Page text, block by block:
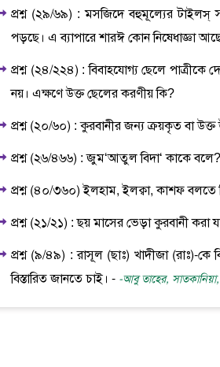
প্রশ্ন (২৯/৬৯) : মসজিদে বহুমূল্যের টাইলস্
পড়ছে। এ ব্যাপারে শারঈ কোন নিষেধাজ্ঞা
প্রশ্ন (২৪/২২৪) : বিবাহযোগ্য ছেলে পাত্রীকে
নয়। এক্ষণে উক্ত ছেলের করণীয় কি?
প্রশ্ন (২০/৬০) : কুরবানীর জন্য ক্রয়কৃত বা উক্ত
প্রশ্ন (২৬/৪৬৬) : জুম‘আতুল বিদা‘ কাকে
প্রশ্ন (৪০/৩৬০) ইলহাম, ইলক্বা, কাশফ
প্রশ্ন (২১/২১) : ছয় মাসের ভেড়া কুরবানী করা
প্রশ্ন (৯/৪৯) : রাসূল (ছাঃ) খাদীজা (রাঃ)-কে
বিস্তারিত জানতে চাই। - -আবু তাহের, সাতকানিয়া,